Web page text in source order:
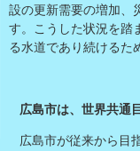
設の更新需要の増加、
す。こうした状況を踏
る水道であり続けるた
広島市は、世界共通
広島市が従来から目